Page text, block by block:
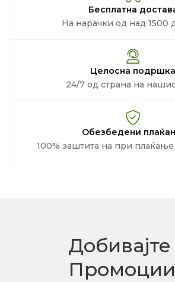
Бесплатна
На нарачки од над 1500
Целосна подршка
24/7 од страна на
Обезбедени
100% заштита на при плаќање
Добивајте